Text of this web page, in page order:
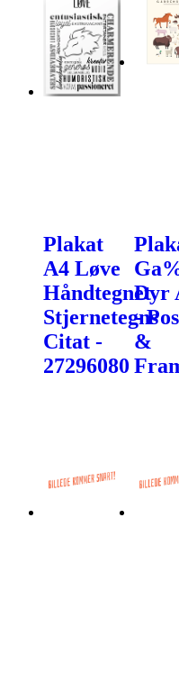
Plakat
A4 Løve
Håndtegnet
Stjernetegns
Citat -
27296080
Dyr
-
&